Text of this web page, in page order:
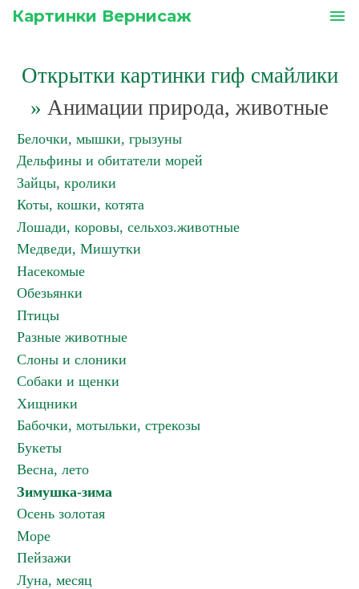
Картинки Вернисаж menu
Открытки картинки гиф смайлики
» Анимации природа, животные
Белочки, мышки, грызуны
Дельфины и обитатели морей
Зайцы, кролики
Коты, кошки, котята
Лошади, коровы, сельхоз.животные
Медведи, Мишутки
Насекомые
Обезьянки
Птицы
Разные животные
Слоны и слоники
Собаки и щенки
Хищники
Бабочки, мотыльки, стрекозы
Букеты
Весна, лето
Зимушка-зима
Осень золотая
Море
Пейзажи
Луна, месяц